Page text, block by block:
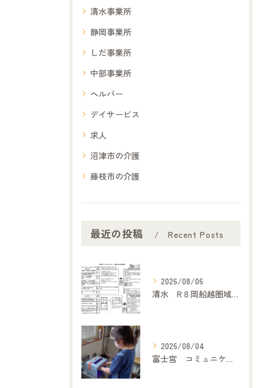
清水事業所
静岡事業所
しだ事業所
中部事業所
ヘルパー
デイサービス
求人
沼津市の介護
藤枝市の介護
最近の投稿 Recent Posts
2026/08/06
清水 R８岡船越圏域主任介護支援専門委員連絡会（7月２１日）に参加して
2026/08/04
富士宮 コミュニケーション